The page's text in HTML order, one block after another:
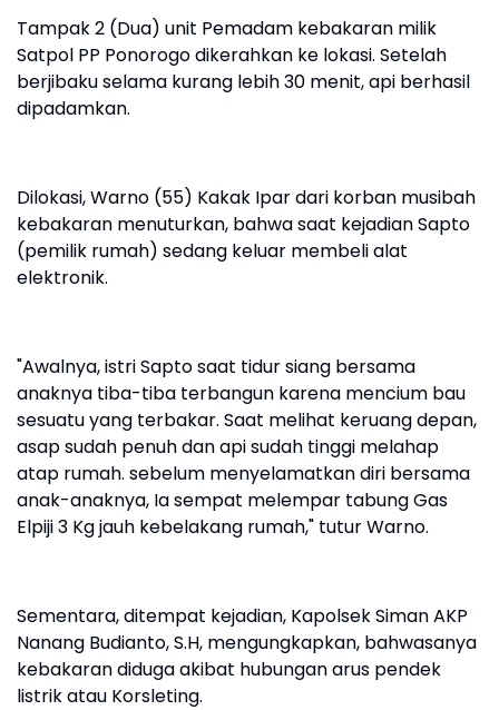
Tampak 2 (Dua) unit Pemadam kebakaran milik
Satpol PP Ponorogo dikerahkan ke lokasi. Setelah
berjibaku selama kurang lebih 30 menit, api berhasil
dipadamkan.
Dilokasi, Warno (55) Kakak Ipar dari korban musibah
kebakaran menuturkan, bahwa saat kejadian Sapto
(pemilik rumah) sedang keluar membeli alat
elektronik.
"Awalnya, istri Sapto saat tidur siang bersama
anaknya tiba-tiba terbangun karena mencium bau
sesuatu yang terbakar. Saat melihat keruang depan,
asap sudah penuh dan api sudah tinggi melahap
atap rumah. sebelum menyelamatkan diri bersama
anak-anaknya, Ia sempat melempar tabung Gas
Elpiji 3 Kg jauh kebelakang rumah," tutur Warno.
Sementara, ditempat kejadian, Kapolsek Siman AKP
Nanang Budianto, S.H, mengungkapkan, bahwasanya
kebakaran diduga akibat hubungan arus pendek
listrik atau Korsleting.